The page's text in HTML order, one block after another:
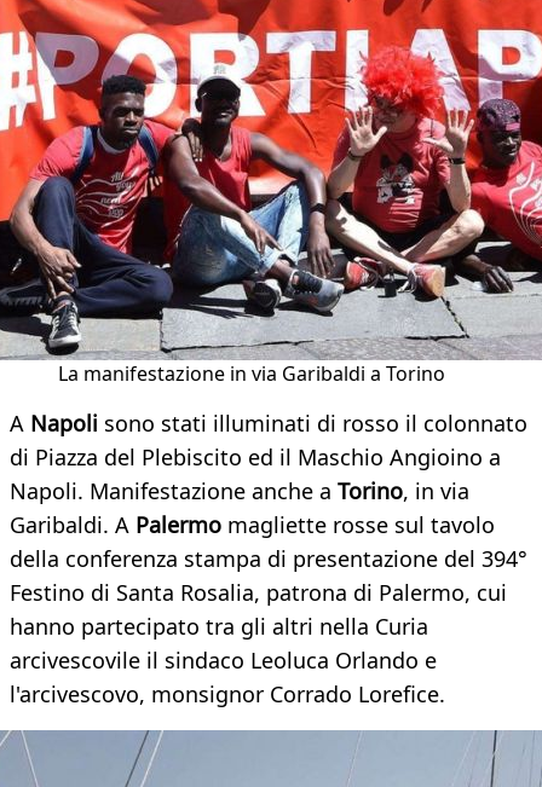
La manifestazione in via Garibaldi a Torino
A Napoli sono stati illuminati di rosso il colonnato
di Piazza del Plebiscito ed il Maschio Angioino a
Napoli. Manifestazione anche a Torino, in via
Garibaldi. A Palermo magliette rosse sul tavolo
della conferenza stampa di presentazione del 394°
Festino di Santa Rosalia, patrona di Palermo, cui
hanno partecipato tra gli altri nella Curia
arcivescovile il sindaco Leoluca Orlando e
l'arcivescovo, monsignor Corrado Lorefice.